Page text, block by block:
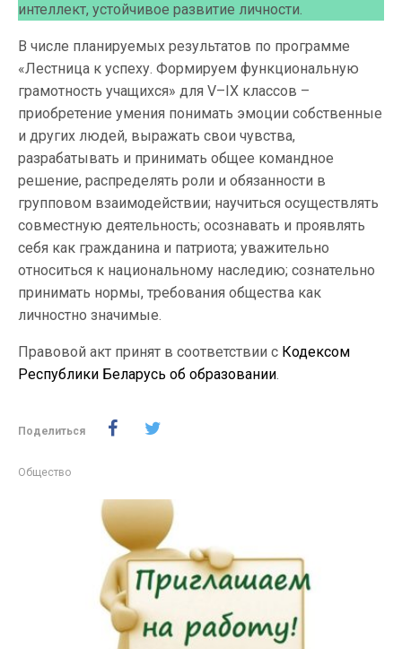
интеллект, устойчивое развитие личности.
В числе планируемых результатов по программе
«Лестница к успеху. Формируем функциональную
грамотность учащихся» для V–IХ классов –
приобретение умения понимать эмоции собственные
и других людей, выражать свои чувства,
разрабатывать и принимать общее командное
решение, распределять роли и обязанности в
групповом взаимодействии; научиться осуществлять
совместную деятельность; осознавать и проявлять
себя как гражданина и патриота; уважительно
относиться к национальному наследию; сознательно
принимать нормы, требования общества как
личностно значимые.
Правовой акт принят в соответствии с Кодексом
Республики Беларусь об образовании.
Поделиться
Общество